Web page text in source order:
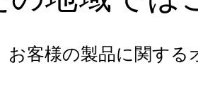
客様の製品に関する